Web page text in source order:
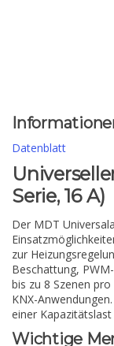
Datenblatt
Serie, 16 A)
Der MDT
zur
Beschattung,
bis zu 8 Szenen
KNX-
einer
Wichtige